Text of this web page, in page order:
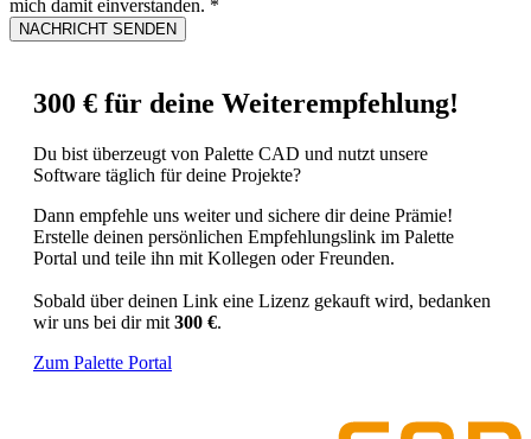
mich damit einverstanden. *
NACHRICHT SENDEN
300 € für deine Weiterempfehlung!
Du bist überzeugt von Palette CAD und nutzt unsere
Software täglich für deine Projekte?
Dann empfehle uns weiter und sichere dir deine Prämie!
Erstelle deinen persönlichen Empfehlungslink im Palette
Portal und teile ihn mit Kollegen oder Freunden.
Sobald über deinen Link eine Lizenz gekauft wird, bedanken
wir uns bei dir mit 300 €.
Zum Palette Portal